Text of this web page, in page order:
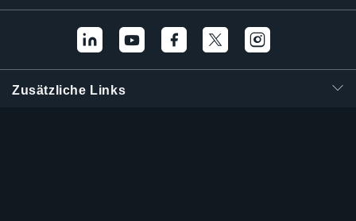
Zusätzliche Links